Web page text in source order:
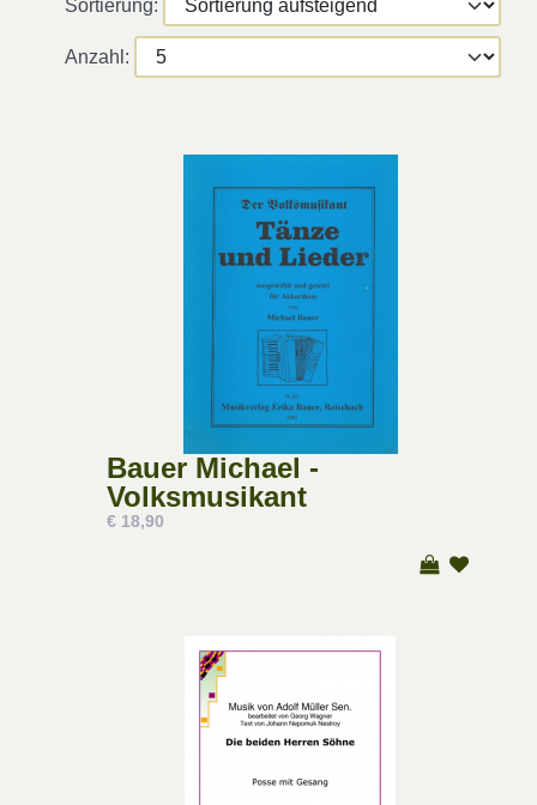
Sortierung:
Anzahl:
Bauer Michael -
Volksmusikant
€ 18,90